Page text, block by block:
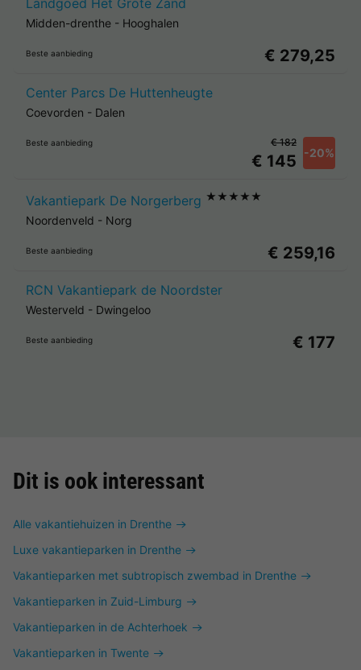
Landgoed Het Grote Zand
Midden-drenthe - Hooghalen
Beste aanbieding € 279,25
Center Parcs De Huttenheugte
Coevorden - Dalen
Beste aanbieding
€ 145 -20%
€ 182
Vakantiepark De Norgerberg ★★★★★
Noordenveld - Norg
Beste aanbieding € 259,16
RCN Vakantiepark de Noordster
Westerveld - Dwingeloo
Beste aanbieding € 177
Dit is ook interessant
Alle vakantiehuizen in Drenthe
Luxe vakantieparken in Drenthe
Vakantieparken met subtropisch zwembad in Drenthe
Vakantieparken in Zuid-Limburg
Vakantieparken in de Achterhoek
Vakantieparken in Twente